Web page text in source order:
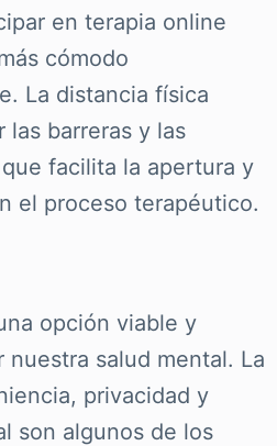
en terapia online
cómodo
La distancia física
las barreras y las
facilita la apertura y
el proceso terapéutico.
opción viable y
nuestra salud mental. La
privacidad y
son algunos de los